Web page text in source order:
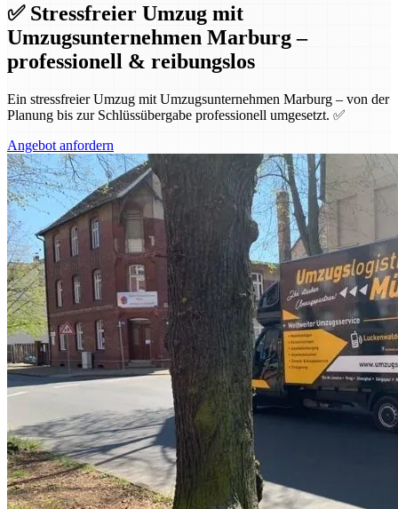
✅ Stressfreier Umzug mit
Umzugsunternehmen Marburg –
professionell & reibungslos
Ein stressfreier Umzug mit Umzugsunternehmen Marburg – von der
Planung bis zur Schlüssübergabe professionell umgesetzt. ✅
Angebot anfordern